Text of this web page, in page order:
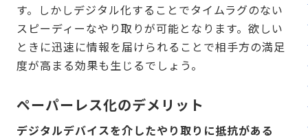
す。しかしデジタル化することでタイムラグのない
スピーディーなやり取りが可能となります。欲しい
ときに迅速に情報を届けられることで相手方の満足
度が高まる効果も生じるでしょう。
ペーパーレス化のデメリット
デジタルデバイスを介したやり取りに抵抗がある